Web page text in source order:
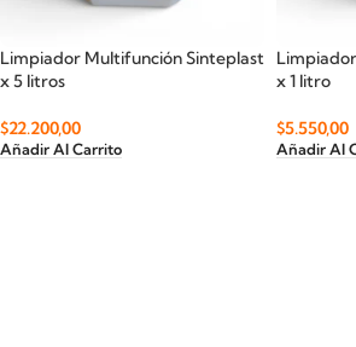
Limpiador Multifunción Sinteplast
x 5 litros
$22.200,00
Añadir Al Carrito
x 1 litro
$5.550,00
Añadir Al